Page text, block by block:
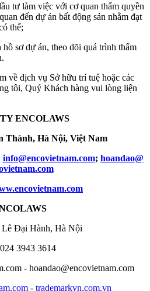
tư làm việc với cơ quan thẩm quyền
đến dự án bất động sản nhằm đạt
thể;
sơ dự án, theo dõi quá trình thẩm
về dịch vụ Sở hữu trí tuệ hoặc các
tôi, Quý Khách hàng vui lòng liện
ENCOLAWS
Thành, Hà Nội, Việt Nam
info​@​encovietnam.com; hoandao​@
Lê Đại Hành, Hà Nội
024 3943 3614
- hoandao@encovietnam.com
- trademarkvn.com.vn